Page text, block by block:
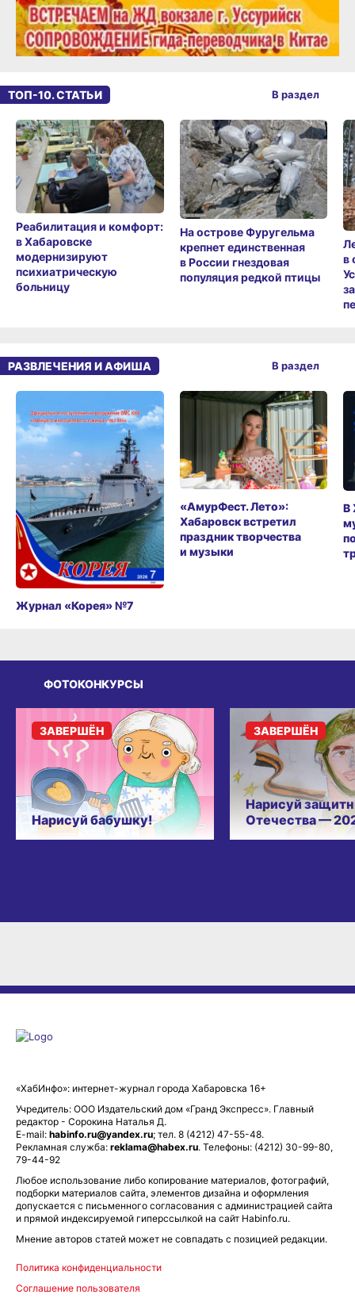
ТОП-10. СТАТЬИ
Реабилитация и комфорт:
в Хабаровске
модернизируют
психиатрическую
больницу
На острове Фуругельма
крепнет единственная
в России гнездовая
популяция редкой птицы
в
В раздел
РАЗВЛЕЧЕНИЯ И АФИША
Журнал «Корея» №7
«АмурФест. Лето»:
Хабаровск встретил
праздник творчества
и музыки
В
В раздел
ФОТОКОНКУРСЫ
Нарисуй бабушку!
ЗАВЕРШЁН
Нарисуй
Отечества —
ЗАВЕРШЁН
«ХабИнфо»: интернет-журнал города Хабаровска 16+
Учредитель: ООО Издательский дом «Гранд Экспресс». Главный
редактор - Сорокина Наталья Д.
E-mail: habinfo.ru@yandex.ru; тел. 8 (4212) 47-55-48.
Рекламная служба: reklama@habex.ru. Телефоны: (4212) 30-99-80,
79-44-92
Любое использование либо копирование материалов, фотографий,
подборки материалов сайта, элементов дизайна и оформления
допускается с письменного согласования с администрацией сайта
и прямой индексируемой гиперссылкой на сайт Habinfo.ru.
Мнение авторов статей может не совпадать с позицией редакции.
Политика конфиденциальности
Соглашение пользователя